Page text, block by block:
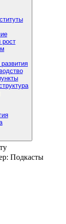
рост
Подкасты